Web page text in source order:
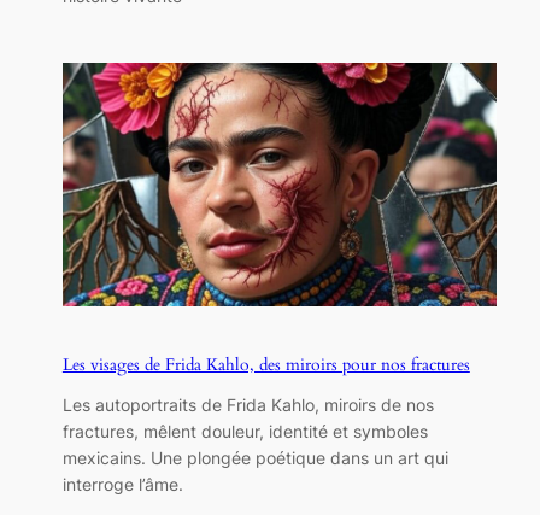
Les visages de Frida Kahlo, des miroirs pour nos fractures
Les autoportraits de Frida Kahlo, miroirs de nos
fractures, mêlent douleur, identité et symboles
mexicains. Une plongée poétique dans un art qui
interroge l’âme.